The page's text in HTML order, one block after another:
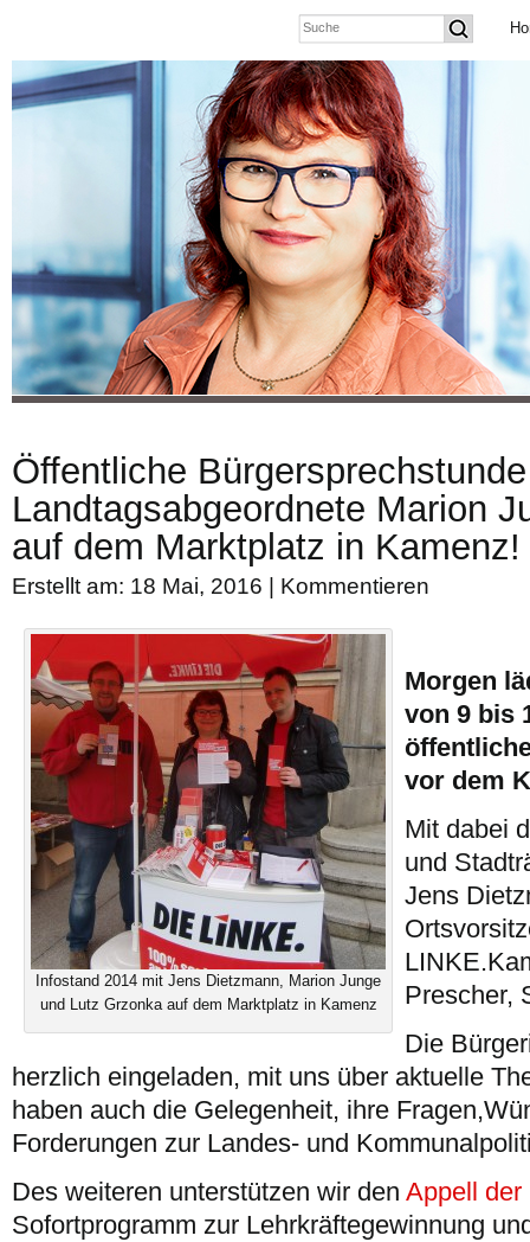
Öffentliche
Landtagsabgeordnete Marion
auf dem Marktplatz in Kamenz!
Erstellt am: 18 Mai, 2016 | Kommentieren
Infostand 2014 mit Jens Dietzmann, Marion Junge
und Lutz Grzonka auf dem Marktplatz in Kamenz
Morgen
von 9 bis
vor dem
Mit dabei
und
Jens
Prescher,
Die
herzlich eingeladen, mit uns über aktuelle
haben auch die Gelegenheit, ihre
Forderungen zur Landes- und
Des weiteren unterstützen wir den Appell
Sofortprogramm zur Lehrkräftegewinnung